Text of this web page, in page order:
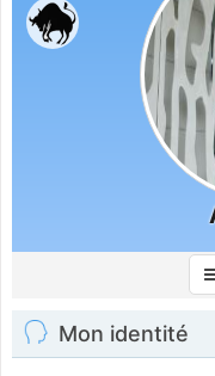
Mon identité